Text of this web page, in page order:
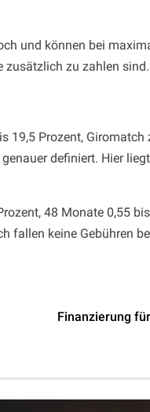
und können bei
zusätzlich zu zahlen sind.
19,5 Prozent, Giromatch
definiert. Hier
48 Monate 0,55
fallen keine Gebühren
Finanzierung